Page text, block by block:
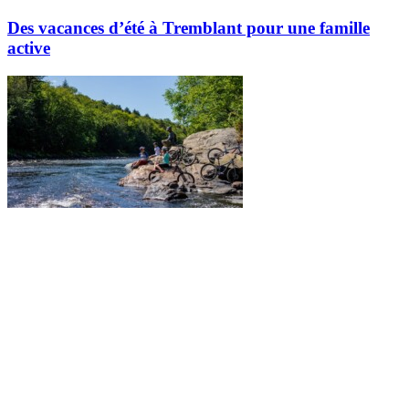
Des vacances d’été à Tremblant pour une famille
active